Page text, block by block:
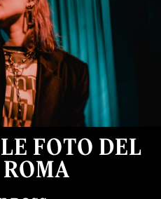
FOTO DEL